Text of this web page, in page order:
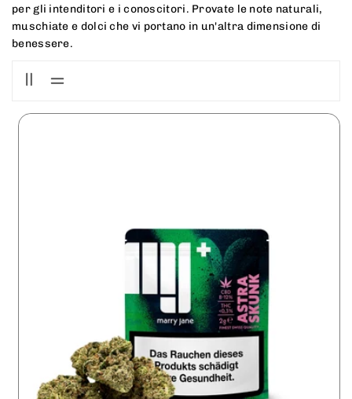
per gli intenditori e i conoscitori. Provate le note naturali,
muschiate e dolci che vi portano in un'altra dimensione di
benessere.